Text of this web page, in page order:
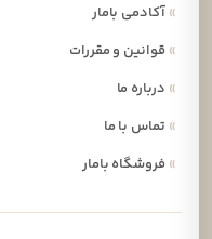
»آکادمی بامار
»قوانین و مقررات
»درباره ما
»تماس با ما
»فروشگاه بامار